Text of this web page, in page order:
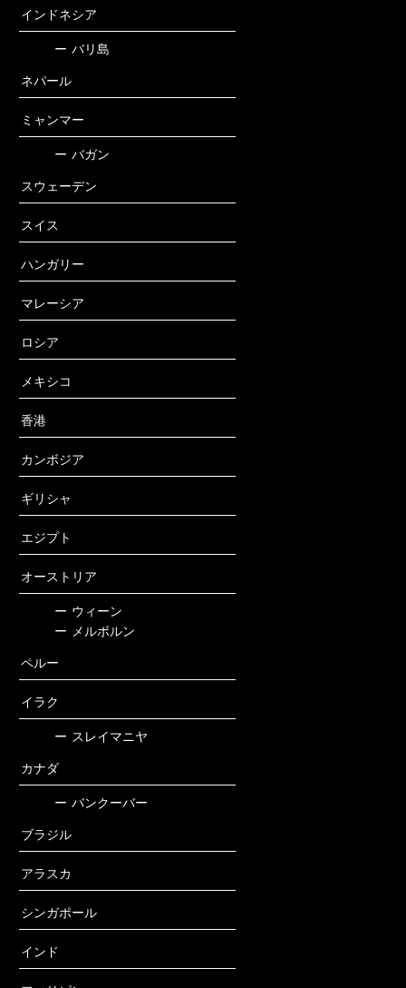
インドネシア
ー バリ島
ネパール
ミャンマー
ー バガン
スウェーデン
スイス
ハンガリー
マレーシア
ロシア
メキシコ
香港
カンボジア
ギリシャ
エジプト
オーストリア
ー ウィーン
ー
メルボルン
ペルー
イラク
ー スレイマニヤ
カナダ
ー バンクーバー
ブラジル
アラスカ
シンガポール
インド